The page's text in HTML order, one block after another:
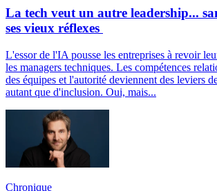
La tech veut un autre leadership...
ses vieux réflexes
L'essor de l'IA pousse les entreprises à revoir
les managers techniques. Les compétences
des équipes et l'autorité deviennent des leviers
autant que d'inclusion. Oui, mais...
Chronique